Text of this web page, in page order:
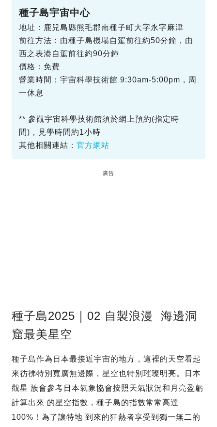
種子島宇宙中心
地址：鹿兒島縣熊毛郡南種子町大字永字麻津
前往方法：由種子島機場自駕前往約50分鐘，由
西之表港自駕前往約90分鐘
價格：免費
營業時間：宇宙科學技術館 9:30am-5:00pm，周
一休息
** 參觀宇宙科學技術館須於網上預約(指定時
間)，見學時間約1小時
其他相關連結： 官方網站
廣告
種子島2025｜02 自製浪漫 海邊洞
窟最美星空
種子島作為日本最接近宇宙的地方，這裡的天空看起
來彷彿特別寬廣無邊際，星空也特別璀璨明亮。日本
觀星 族會參考日本氣象協會按照天氣狀況和月亮盈虧
計算出來 的星空指數，種子島的指數常常高達
100%！為了讓特地 到來的狂熱者享受到獨一無二的